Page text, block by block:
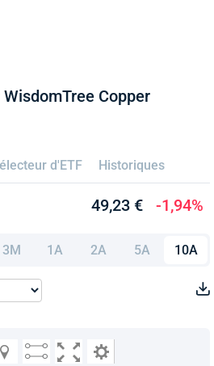
Copper
d'ETF Historiques
49,23 € -1,94%
3M 1A 2A 5A 10A